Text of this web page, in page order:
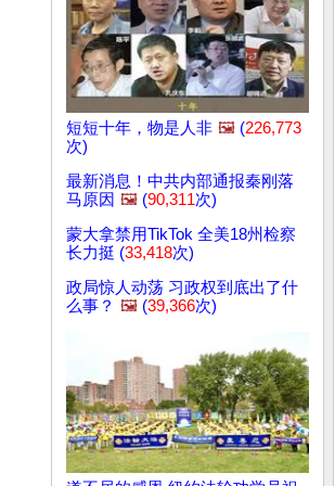
短短十年，物是人非 🖼️ (226,773
次)
最新消息！中共内部通报秦刚落
马原因 🖼️ (90,311次)
蒙大拿禁用TikTok 全美18州检察
长力挺 (33,418次)
政局惊人动荡 习政权到底出了什
么事？ 🖼️ (39,366次)